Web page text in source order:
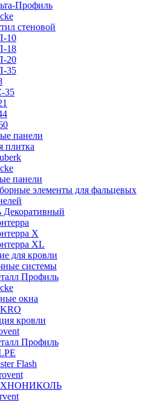
Профиль
стеновой
10
18
20
35
35
панели
плитка
панели
элементы для фальцевых
X
XL
для кровли
системы
Профиль
окна
кровли
Профиль
Flash